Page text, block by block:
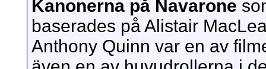
Kanonerna på Navarone
baserades på Alistair
Anthony Quinn var en av